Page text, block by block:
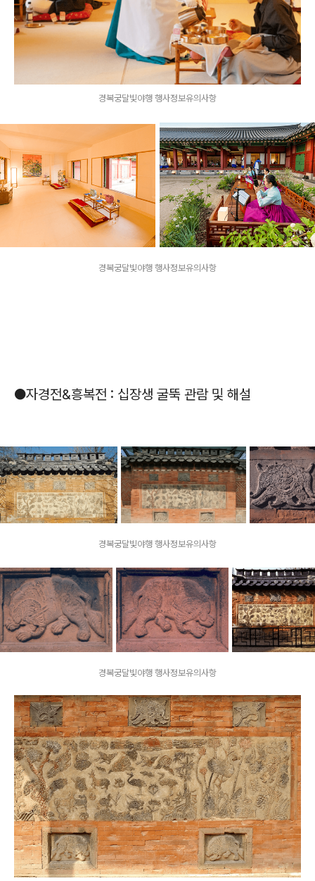
경복궁달빛야행 행사정보유의사항
경복궁달빛야행 행사정보유의사항
●자경전&흥복전 : 십장생 굴뚝 관람 및 해설
경복궁달빛야행 행사정보유의사항
경복궁달빛야행 행사정보유의사항